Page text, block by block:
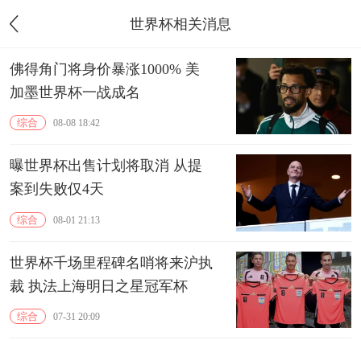
世界杯相关消息
佛得角门将身价暴涨1000% 美
加墨世界杯一战成名
综合 08-08 18:42
曝世界杯出售计划将取消 从提
案到失败仅4天
综合 08-01 21:13
世界杯千场里程碑名哨将来沪执
裁 执法上海明日之星冠军杯
综合 07-31 20:09